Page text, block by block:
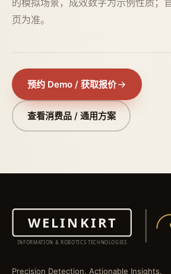
的模拟场景，成效数字为示例性质；
页为准。
预约 Demo / 获取报价
查看消费品 / 通用方案
Precision Detection. Actionable Insights.